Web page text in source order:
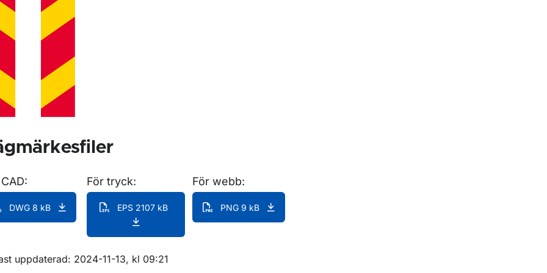
DWG 8 kB
För tryck:
EPS 2107 kB
För webb:
PNG 9 kB
sidan
uppdaterad: 2024-11-13, kl 09:21